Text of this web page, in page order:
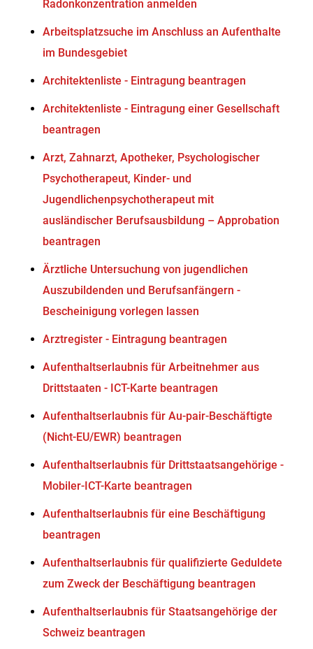
Radonkonzentration anmelden
Arbeitsplatzsuche im Anschluss an Aufenthalte
im Bundesgebiet
Architektenliste - Eintragung beantragen
Architektenliste - Eintragung einer Gesellschaft
beantragen
Arzt, Zahnarzt, Apotheker, Psychologischer
Psychotherapeut, Kinder- und
Jugendlichenpsychotherapeut mit
ausländischer Berufsausbildung – Approbation
beantragen
Ärztliche Untersuchung von jugendlichen
Auszubildenden und Berufsanfängern -
Bescheinigung vorlegen lassen
Arztregister - Eintragung beantragen
Aufenthaltserlaubnis für Arbeitnehmer aus
Drittstaaten - ICT-Karte beantragen
Aufenthaltserlaubnis für Au-pair-Beschäftigte
(Nicht-EU/EWR) beantragen
Aufenthaltserlaubnis für Drittstaatsangehörige -
Mobiler-ICT-Karte beantragen
Aufenthaltserlaubnis für eine Beschäftigung
beantragen
Aufenthaltserlaubnis für qualifizierte Geduldete
zum Zweck der Beschäftigung beantragen
Aufenthaltserlaubnis für Staatsangehörige der
Schweiz beantragen